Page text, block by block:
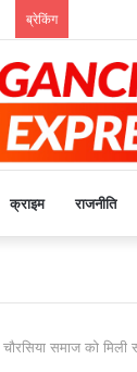
ब्रेकिंग
क्राइम राजनीति
चौरसिया समाज को